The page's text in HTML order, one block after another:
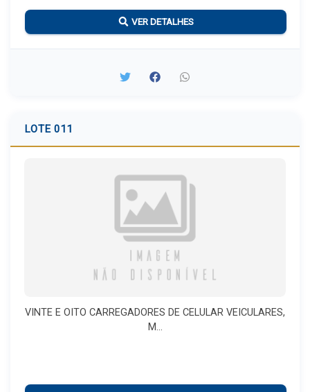
VER DETALHES
LOTE 011
VINTE E OITO CARREGADORES DE CELULAR VEICULARES,
M...